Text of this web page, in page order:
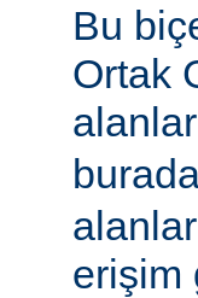
Bu
Ortak
erişim